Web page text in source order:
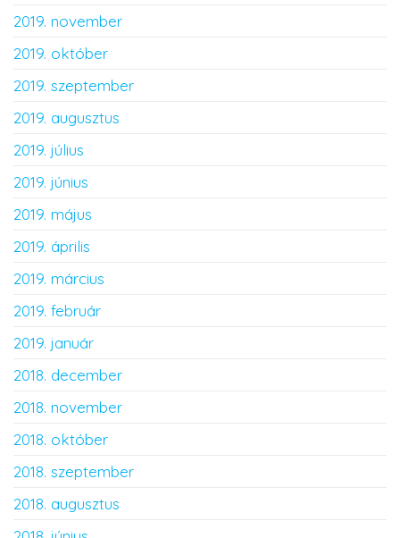
2019. november
2019. október
2019. szeptember
2019. augusztus
2019. július
2019. június
2019. május
2019. április
2019. március
2019. február
2019. január
2018. december
2018. november
2018. október
2018. szeptember
2018. augusztus